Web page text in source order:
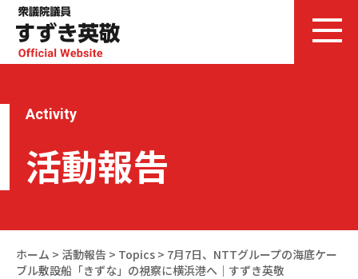
Activity
活動報告
ホーム > 活動報告 > Topics > 7月7日、NTTグループの海底ケー
ブル敷設船「きずな」の視察に横浜港へ｜すずき英敬